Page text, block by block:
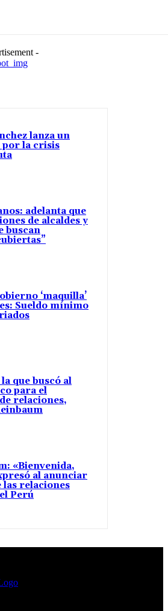
-
lanza un
la crisis
adelanta que
de alcaldes y
buscan
‘maquilla’
Sueldo mínimo
que buscó al
para el
relaciones,
«Bienvenida,
al anunciar
las relaciones
Perú